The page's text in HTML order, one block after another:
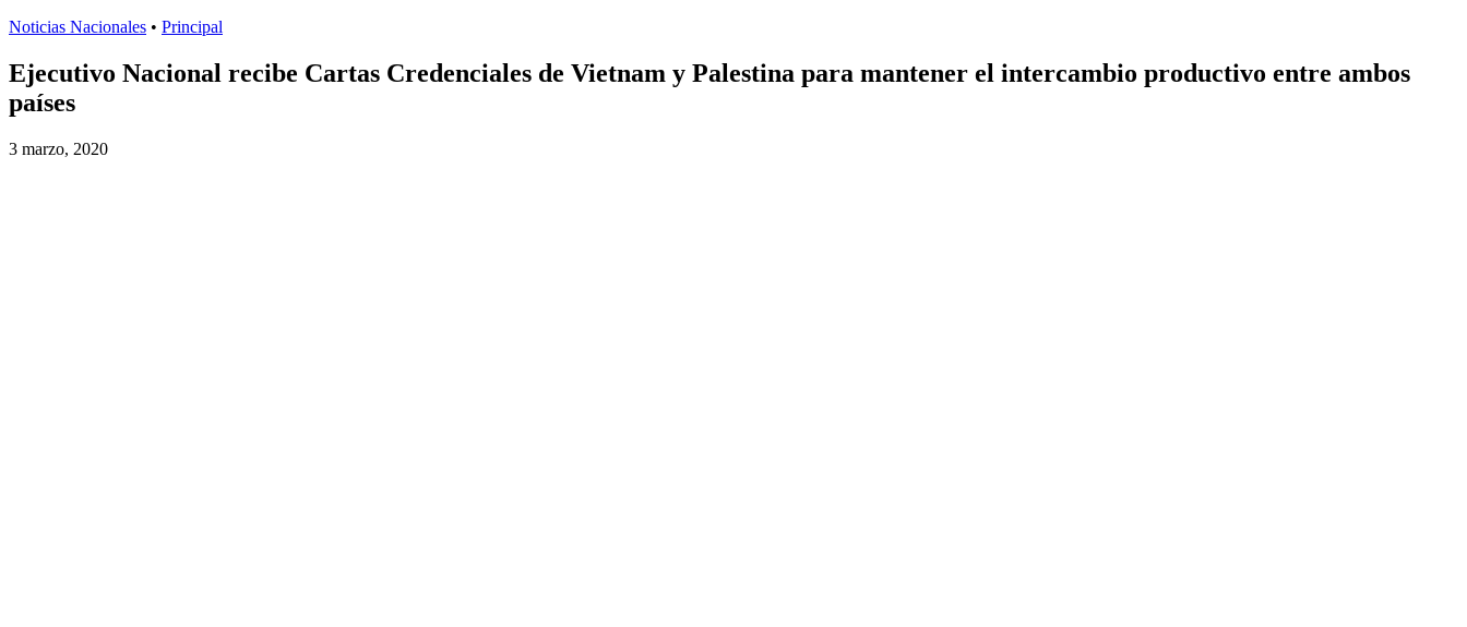
Noticias Nacionales • Principal
Ejecutivo Nacional recibe Cartas Credenciales de Vietnam y Palestina para mantener el intercambio productivo entre ambos
países
3 marzo, 2020